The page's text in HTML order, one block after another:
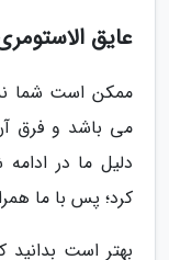
عایق
ممکن است شما
می باشد و فرق
دلیل ما در
کرد؛ پس با ما
بهتر است بدانید